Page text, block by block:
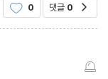
0 댓글 0